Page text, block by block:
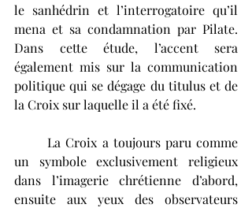
le sanhédrin et l’interrogatoire qu’il
mena et sa condamnation par Pilate.
Dans cette étude, l’accent sera
également mis sur la communication
politique qui se dégage du titulus et de
la Croix sur laquelle il a été fixé.
	La Croix a toujours paru comme
un symbole exclusivement religieux
dans l’imagerie chrétienne d’abord,
ensuite aux yeux des observateurs